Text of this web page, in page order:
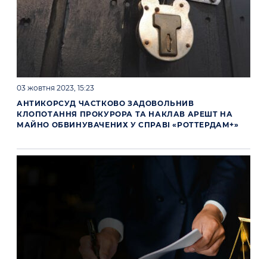
03 жовтня 2023, 15:23
АНТИКОРСУД ЧАСТКОВО ЗАДОВОЛЬНИВ
КЛОПОТАННЯ ПРОКУРОРА ТА НАКЛАВ АРЕШТ НА
МАЙНО ОБВИНУВАЧЕНИХ У СПРАВІ «РОТТЕРДАМ+»